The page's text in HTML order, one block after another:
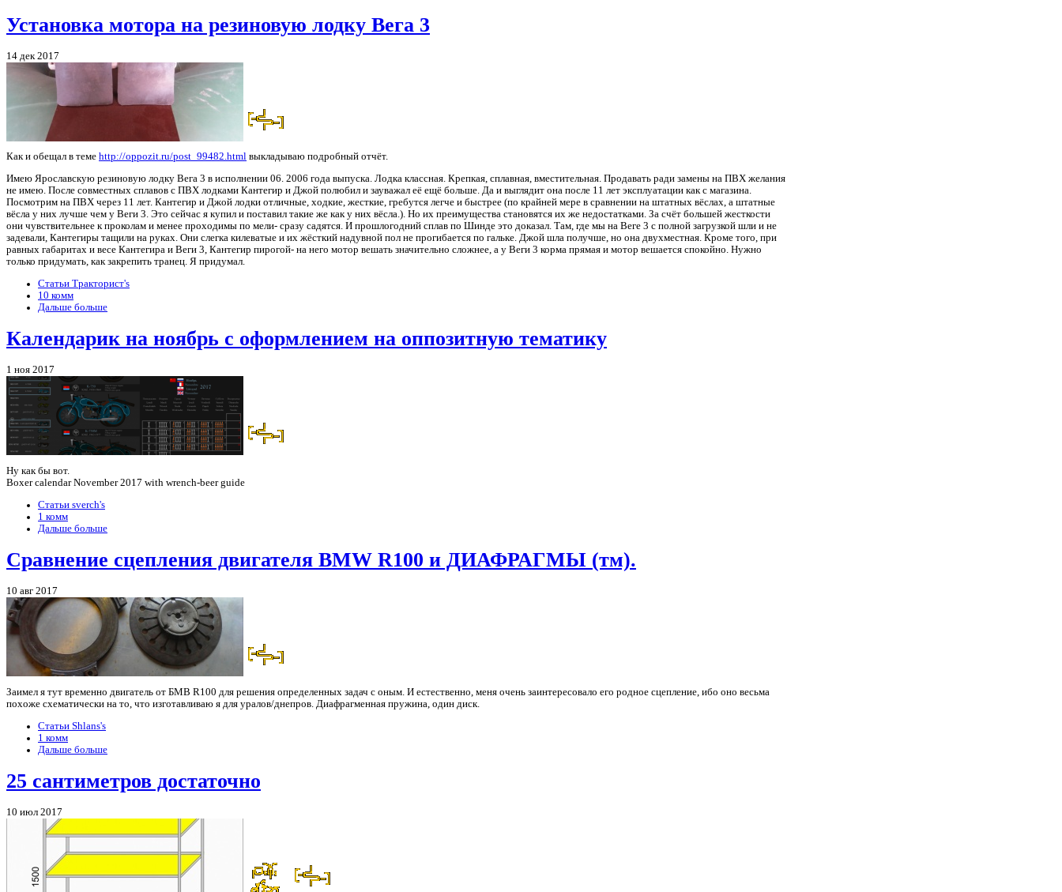
Установка мотора на резиновую лодку Вега 3
14 дек 2017
Как и обещал в теме http://oppozit.ru/post_99482.html выкладываю подробный отчёт.
Имею Ярославскую резиновую лодку Вега 3 в исполнении 06. 2006 года выпуска. Лодка классная. Крепкая, сплавная, вместительная. Продавать ради замены на ПВХ желания
не имею. После совместных сплавов с ПВХ лодками Кантегир и Джой полюбил и зауважал её ещё больше. Да и выглядит она после 11 лет эксплуатации как с магазина.
Посмотрим на ПВХ через 11 лет. Кантегир и Джой лодки отличные, ходкие, жесткие, гребутся легче и быстрее (по крайней мере в сравнении на штатных вёслах, а штатные
вёсла у них лучше чем у Веги 3. Это сейчас я купил и поставил такие же как у них вёсла.). Но их преимущества становятся их же недостатками. За счёт большей жесткости
они чувствительнее к проколам и менее проходимы по мели- сразу садятся. И прошлогодний сплав по Шинде это доказал. Там, где мы на Веге 3 с полной загрузкой шли и не
задевали, Кантегиры тащили на руках. Они слегка килеватые и их жёсткий надувной пол не прогибается по гальке. Джой шла получше, но она двухместная. Кроме того, при
равных габаритах и весе Кантегира и Веги 3, Кантегир пирогой- на него мотор вешать значительно сложнее, а у Веги 3 корма прямая и мотор вешается спокойно. Нужно
только придумать, как закрепить транец. Я придумал.
Статьи Тракторист's
10 комм
Дальше больше
Календарик на ноябрь с оформлением на оппозитную тематику
1 ноя 2017
Ну как бы вот.
Boxer calendar November 2017 with wrench-beer guide
Статьи sverch's
1 комм
Дальше больше
Сравнение сцепления двигателя BMW R100 и ДИАФРАГМЫ (тм).
10 авг 2017
Заимел я тут временно двигатель от БМВ R100 для решения определенных задач с оным. И естественно, меня очень заинтересовало его родное сцепление, ибо оно весьма
похоже схематически на то, что изготавливаю я для уралов/днепров. Диафрагменная пружина, один диск.
Статьи Shlans's
1 комм
Дальше больше
25 сантиметров достаточно
10 июл 2017